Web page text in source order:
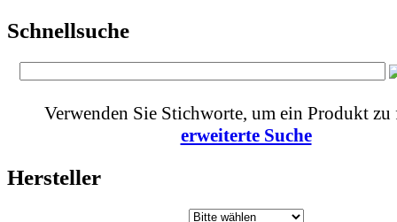
Schnellsuche
Verwenden Sie Stichworte, um ein Produkt zu
erweiterte Suche
Hersteller